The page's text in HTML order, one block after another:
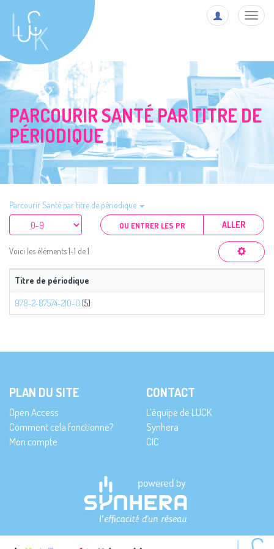
PARCOURIR SANTÉ PAR TITRE DE
PÉRIODIQUE
Parcourir Santé par titre de périodique
ALLER
Voici les éléments 1-1 de 1
Titre de périodique
978-2-87574-210-0 [5]
PLAN DU SITE
Open Access
Comment cela fonctionne?
Mon compte
CONTACT
L’équipe de LUCK
Synhera
CIC